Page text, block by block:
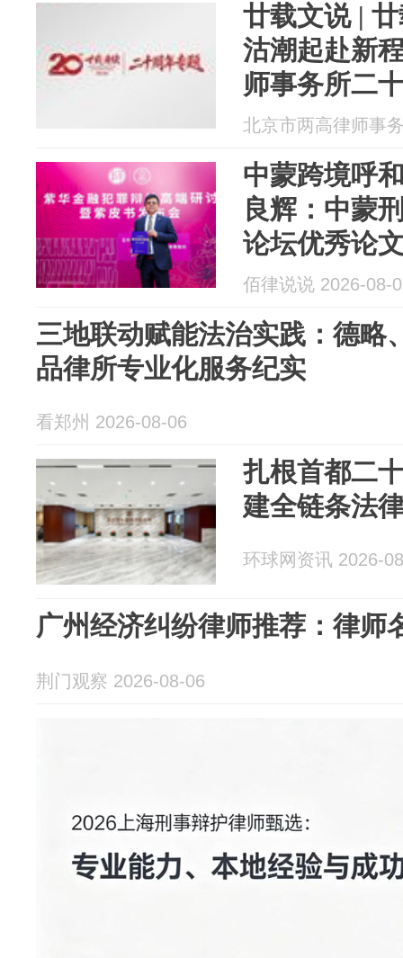
廿载文说 |
沽潮起赴新
师事务所二
北京市两高律师事
中蒙跨境呼
良辉：中蒙
论坛优秀论
佰律说说 2026-08-
三地联动赋能法治实践：德略
品律所专业化服务纪实
看郑州 2026-08-06
扎根首都二
建全链条法
环球网资讯 2026-
广州经济纠纷律师推荐：律师
荆门观察 2026-08-06